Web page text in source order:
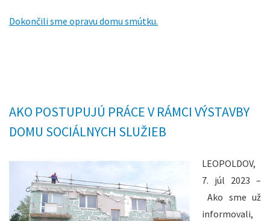
Dokončili sme opravu domu smútku.
AKO POSTUPUJÚ PRÁCE V RÁMCI VÝSTAVBY
DOMU SOCIÁLNYCH SLUŽIEB
LEOPOLDOV,
7. júl 2023 –
Ako sme už
informovali,